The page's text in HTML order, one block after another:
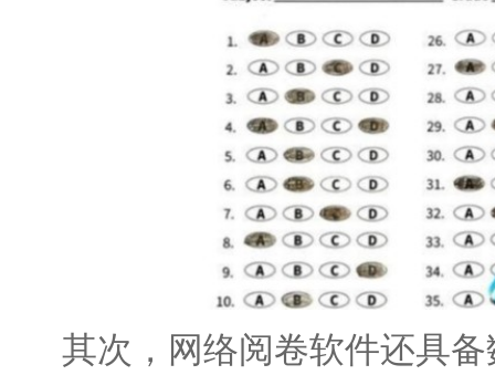
其次，网络阅卷软件还具备